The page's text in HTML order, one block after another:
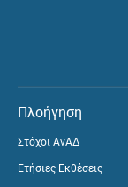
Πλοήγηση
Στόχοι ΑνΑΔ
Ετήσιες Εκθέσεις